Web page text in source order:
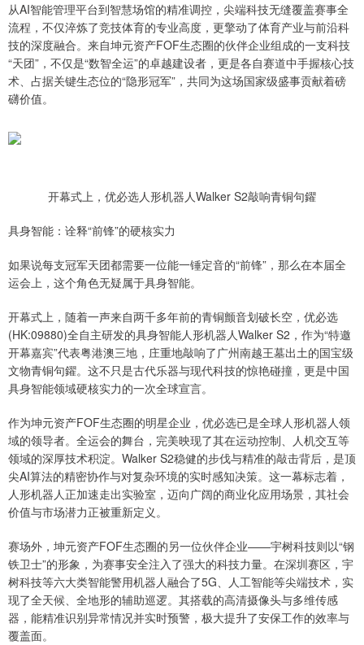
从AI智能管理平台到智慧场馆的精准调控，尖端科技无缝覆盖赛事全
流程，不仅淬炼了竞技体育的专业高度，更擎动了体育产业与前沿科
技的深度融合。来自坤元资产FOF生态圈的伙伴企业组成的一支科技
“天团”，不仅是“数智全运”的卓越建设者，更是各自赛道中手握核心技
术、占据关键生态位的“隐形冠军”，共同为这场国家级盛事贡献着磅
礴价值。
开幕式上，优必选人形机器人Walker S2敲响青铜句鑃
具身智能：诠释“前锋”的硬核实力
如果说每支冠军天团都需要一位能一锤定音的“前锋”，那么在本届全
运会上，这个角色无疑属于具身智能。
开幕式上，随着一声来自两千多年前的青铜颤音划破长空，优必选
(HK:09880)全自主研发的具身智能人形机器人Walker S2，作为“特邀
开幕嘉宾”代表粤港澳三地，庄重地敲响了广州南越王墓出土的国宝级
文物青铜句鑃。这不只是古代乐器与现代科技的惊艳碰撞，更是中国
具身智能领域硬核实力的一次全球宣言。
作为坤元资产FOF生态圈的明星企业，优必选已是全球人形机器人领
域的领导者。全运会的舞台，完美映现了其在运动控制、人机交互等
领域的深厚技术积淀。Walker S2稳健的步伐与精准的敲击背后，是顶
尖AI算法的精密协作与对复杂环境的实时感知决策。这一幕标志着，
人形机器人正加速走出实验室，迈向广阔的商业化应用场景，其社会
价值与市场潜力正被重新定义。
赛场外，坤元资产FOF生态圈的另一位伙伴企业——宇树科技则以“钢
铁卫士”的形象，为赛事安全注入了强大的科技力量。在深圳赛区，宇
树科技等六大类智能警用机器人融合了5G、人工智能等尖端技术，实
现了全天候、全地形的辅助巡逻。其搭载的高清摄像头与多维传感
器，能精准识别异常情况并实时预警，极大提升了安保工作的效率与
覆盖面。